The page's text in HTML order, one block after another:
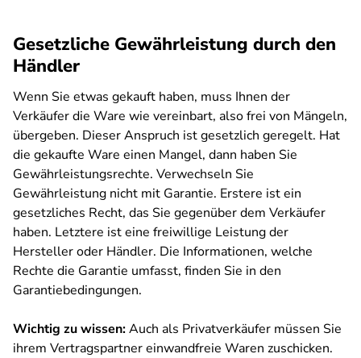
Gesetzliche Gewährleistung durch den
Händler
Wenn Sie etwas gekauft haben, muss Ihnen der
Verkäufer die Ware wie vereinbart, also frei von Mängeln,
übergeben. Dieser Anspruch ist gesetzlich geregelt. Hat
die gekaufte Ware einen Mangel, dann haben Sie
Gewährleistungsrechte. Verwechseln Sie
Gewährleistung nicht mit Garantie. Erstere ist ein
gesetzliches Recht, das Sie gegenüber dem Verkäufer
haben. Letztere ist eine freiwillige Leistung der
Hersteller oder Händler. Die Informationen, welche
Rechte die Garantie umfasst, finden Sie in den
Garantiebedingungen.
Wichtig zu wissen:Auch als Privatverkäufer müssen Sie
ihrem Vertragspartner einwandfreie Waren zuschicken.